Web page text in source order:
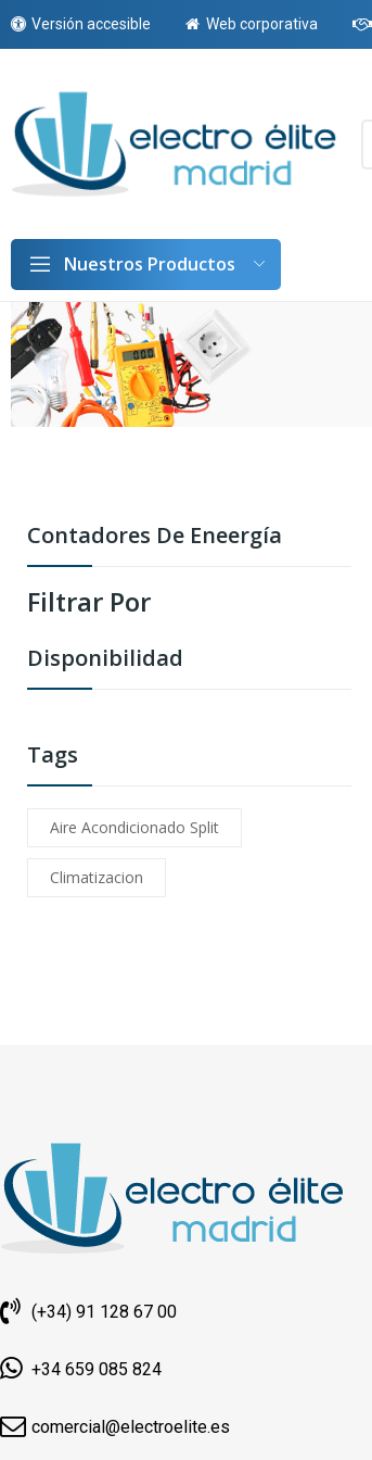
Versión accesible Web corporativa
Nuestros Productos
Contadores De Eneergía
Filtrar Por
Disponibilidad
Tags
Aire Acondicionado Split
Climatizacion
(+34) 91 128 67 00
+34 659 085 824
comercial@electroelite.es